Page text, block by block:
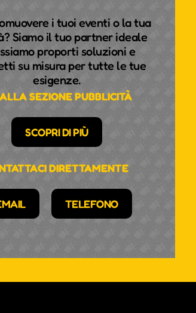
i tuoi eventi o la tua
Siamo il tuo partner ideale
proporti soluzioni e
su misura per tutte le tue
esigenze.
SEZIONE PUBBLICITÀ
SCOPRI DI PIÙ
DIRETTAMENTE
TELEFONO